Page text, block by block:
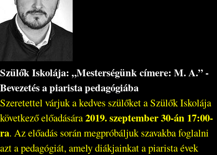
Szülők Iskolája: „Mesterségünk címere: M. A.” -
Bevezetés a piarista pedagógiába
Szeretettel várjuk a kedves szülőket a Szülők Iskolája
következő előadására2019. szeptember 30-án 17:00-
ra. Az előadás során megpróbáljuk szavakba foglalni
azt a pedagógiát, amely diákjainkat a piarista évek